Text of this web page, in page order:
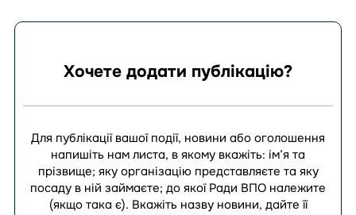
Хочете додати публікацію?
Для публікації вашої події, новини або оголошення
напишіть нам листа, в якому вкажіть: ім’я та
прізвище; яку організацію представляєте та яку
посаду в ній займаєте; до якої Ради ВПО належите
(якщо така є). Вкажіть назву новини, дайте її